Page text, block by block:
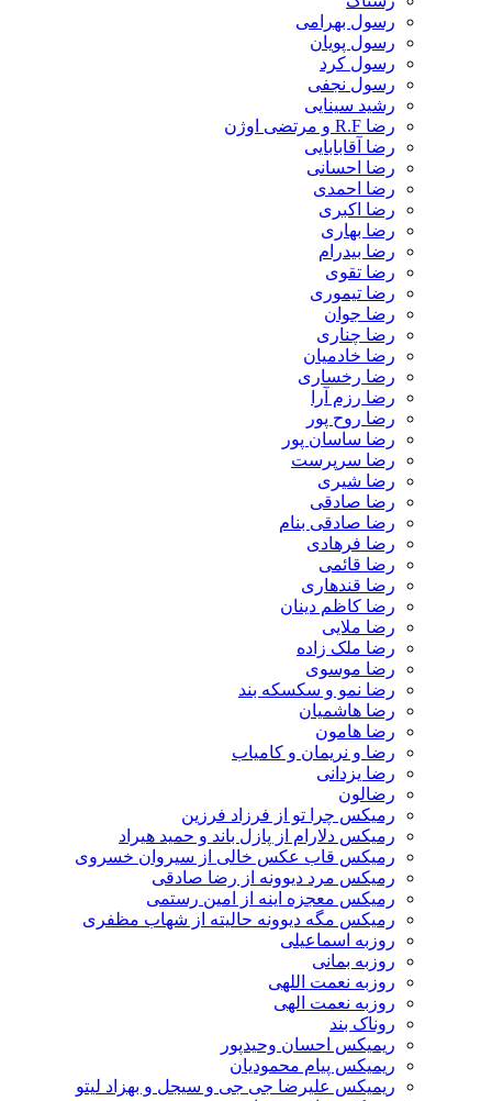
رسول بهرامی
رسول پویان
رسول کرد
رسول نجفی
رشید سینایی
رضا R.F و مرتضی اوژن
رضا آقابابایی
رضا احسانی
رضا احمدی
رضا اکبری
رضا بهاری
رضا بیدرام
رضا تقوی
رضا تیموری
رضا جوان
رضا چناری
رضا خادمیان
رضا رخساری
رضا رزم آرا
رضا روح پور
رضا ساسان پور
رضا سرپرست
رضا شیری
رضا صادقی
رضا صادقی بنام
رضا فرهادی
رضا قائمی
رضا قندهاری
رضا کاظم دینان
رضا ملایی
رضا ملک زاده
رضا موسوی
رضا نمو و سکسکه بند
رضا هاشمیان
رضا هامون
رضا و نریمان و کامیاب
رضا یزدانی
رضالون
رمیکس چرا تو از فرزاد فرزین
رمیکس دلارام از پازل باند و حمید هیراد
رمیکس قاب عکس خالی از سیروان خسروی
رمیکس مرد دیوونه از رضا صادقی
رمیکس معجزه اینه از امین رستمی
رمیکس مگه دیوونه حالیته از شهاب مظفری
روزبه اسماعیلی
روزبه بمانی
روزبه نعمت اللهی
روزبه نعمت الهی
روناک بند
ریمیکس احسان وحیدپور
ریمیکس پیام محمودیان
ریمیکس علیرضا جی جی و سیجل و بهزاد لیتو